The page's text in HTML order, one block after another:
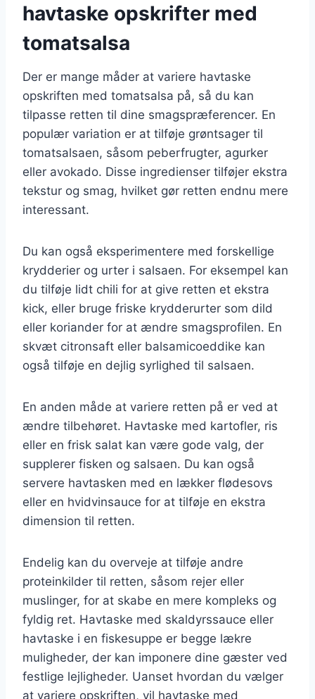
havtaske opskrifter med
tomatsalsa
Der er mange måder at variere havtaske
opskriften med tomatsalsa på, så du kan
tilpasse retten til dine smagspræferencer. En
populær variation er at tilføje grøntsager til
tomatsalsaen, såsom peberfrugter, agurker
eller avokado. Disse ingredienser tilføjer ekstra
tekstur og smag, hvilket gør retten endnu mere
interessant.
Du kan også eksperimentere med forskellige
krydderier og urter i salsaen. For eksempel kan
du tilføje lidt chili for at give retten et ekstra
kick, eller bruge friske krydderurter som dild
eller koriander for at ændre smagsprofilen. En
skvæt citronsaft eller balsamicoeddike kan
også tilføje en dejlig syrlighed til salsaen.
En anden måde at variere retten på er ved at
ændre tilbehøret. Havtaske med kartofler, ris
eller en frisk salat kan være gode valg, der
supplerer fisken og salsaen. Du kan også
servere havtasken med en lækker flødesovs
eller en hvidvinsauce for at tilføje en ekstra
dimension til retten.
Endelig kan du overveje at tilføje andre
proteinkilder til retten, såsom rejer eller
muslinger, for at skabe en mere kompleks og
fyldig ret. Havtaske med skaldyrssauce eller
havtaske i en fiskesuppe er begge lækre
muligheder, der kan imponere dine gæster ved
festlige lejligheder. Uanset hvordan du vælger
at variere opskriften, vil havtaske med